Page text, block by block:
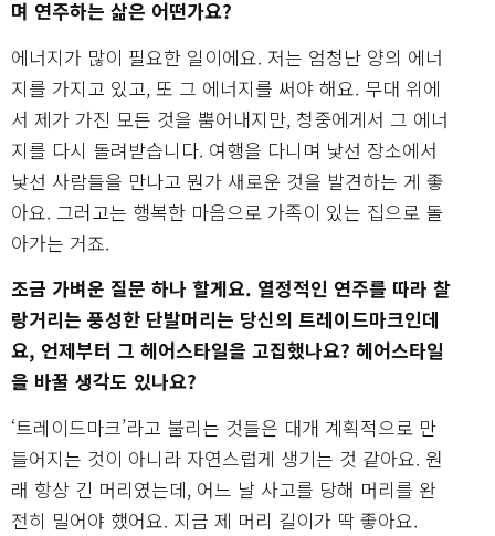
며 연주하는 삶은 어떤가요?
에너지가 많이 필요한 일이에요. 저는 엄청난 양의 에너
지를 가지고 있고, 또 그 에너지를 써야 해요. 무대 위에
서 제가 가진 모든 것을 뿜어내지만, 청중에게서 그 에너
지를 다시 돌려받습니다. 여행을 다니며 낯선 장소에서
낯선 사람들을 만나고 뭔가 새로운 것을 발견하는 게 좋
아요. 그러고는 행복한 마음으로 가족이 있는 집으로 돌
아가는 거죠.
조금 가벼운 질문 하나 할게요. 열정적인 연주를 따라 찰
랑거리는 풍성한 단발머리는 당신의 트레이드마크인데
요, 언제부터 그 헤어스타일을 고집했나요? 헤어스타일
을 바꿀 생각도 있나요?
‘트레이드마크’라고 불리는 것들은 대개 계획적으로 만
들어지는 것이 아니라 자연스럽게 생기는 것 같아요. 원
래 항상 긴 머리였는데, 어느 날 사고를 당해 머리를 완
전히 밀어야 했어요. 지금 제 머리 길이가 딱 좋아요.